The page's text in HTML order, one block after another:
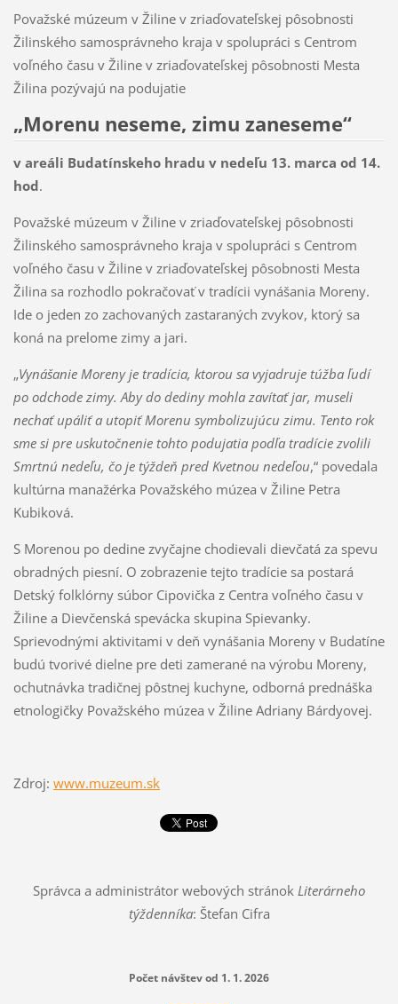
Považské múzeum v Žiline v zriaďovateľskej pôsobnosti
Žilinského samosprávneho kraja v spolupráci s Centrom
voľného času v Žiline v zriaďovateľskej pôsobnosti Mesta
Žilina pozývajú na podujatie
„Morenu neseme, zimu zaneseme“
v areáli Budatínskeho hradu v nedeľu 13. marca od 14.
hod.
Považské múzeum v Žiline v zriaďovateľskej pôsobnosti
Žilinského samosprávneho kraja v spolupráci s Centrom
voľného času v Žiline v zriaďovateľskej pôsobnosti Mesta
Žilina sa rozhodlo pokračovať v tradícii vynášania Moreny.
Ide o jeden zo zachovaných zastaraných zvykov, ktorý sa
koná na prelome zimy a jari.
„Vynášanie Moreny je tradícia, ktorou sa vyjadruje túžba ľudí
po odchode zimy. Aby do dediny mohla zavítať jar, museli
nechať upáliť a utopiť Morenu symbolizujúcu zimu. Tento rok
sme si pre uskutočnenie tohto podujatia podľa tradície zvolili
Smrtnú nedeľu, čo je týždeň pred Kvetnou nedeľou,“ povedala
kultúrna manažérka Považského múzea v Žiline Petra
Kubiková.
S Morenou po dedine zvyčajne chodievali dievčatá za spevu
obradných piesní. O zobrazenie tejto tradície sa postará
Detský folklórny súbor Cipovička z Centra voľného času v
Žiline a Dievčenská spevácka skupina Spievanky.
Sprievodnými aktivitami v deň vynášania Moreny v Budatíne
budú tvorivé dielne pre deti zamerané na výrobu Moreny,
ochutnávka tradičnej pôstnej kuchyne, odborná prednáška
etnologičky Považského múzea v Žiline Adriany Bárdyovej.
Zdroj: www.muzeum.sk
Správca a administrátor webových stránok Literárneho
týždenníka: Štefan Cifra
Počet návštev od 1. 1. 2026